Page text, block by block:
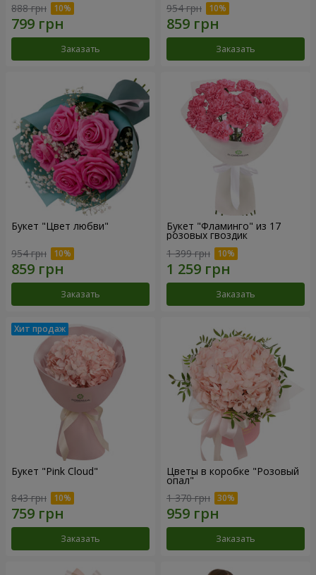
888 грн
Заказать
954 грн
Заказать
Букет "Цвет любви"
954 грн
Заказать
Букет "Фламинго" из 17
розовых гвоздик
1 399 грн
Заказать
Букет "Pink Cloud"
843 грн
Заказать
Цветы в коробке "Розовый
опал"
1 370 грн
Заказать